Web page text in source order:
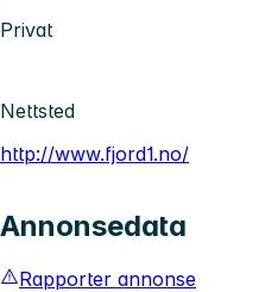
Privat
Nettsted
http://www.fjord1.no/
Annonsedata
Rapporter annonse